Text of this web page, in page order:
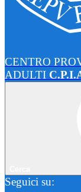
CENTRO
ADULTI
Seguici su: